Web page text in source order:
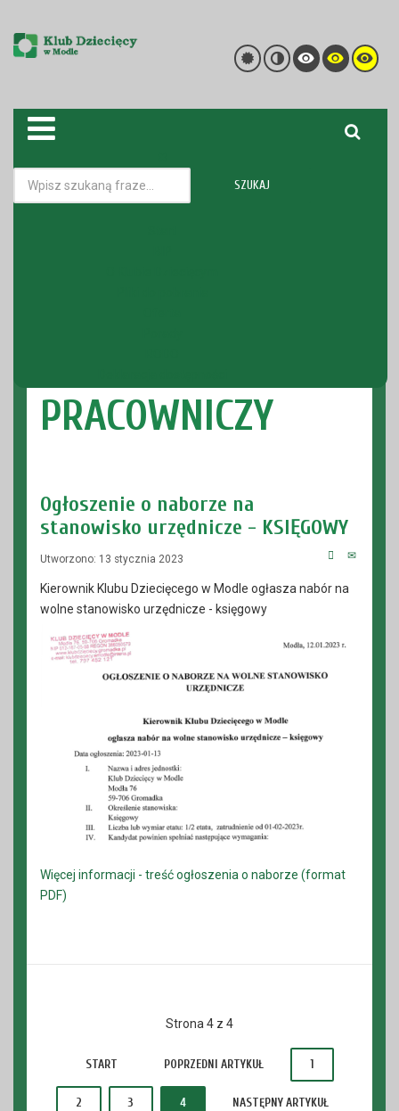
SZUKAJ
Kadra Nabór pracowniczy
PRACOWNICZY
Ogłoszenie o naborze na
stanowisko urzędnicze - KSIĘGOWY
Utworzono: 13 stycznia 2023
Kierownik Klubu Dziecięcego w Modle ogłasza nabór na
wolne stanowisko urzędnicze - księgowy
Więcej informacji - treść ogłoszenia o naborze (format
PDF)
Strona 4 z 4
START POPRZEDNI ARTYKUŁ 1
2 3 4 NASTĘPNY ARTYKUŁ